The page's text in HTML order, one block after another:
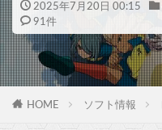
2025年7月20日 00:15
91件
HOME ソフト情報